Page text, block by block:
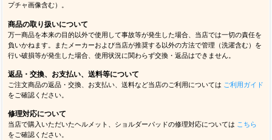
プチャ画像含む）。
商品の取り扱いについて
万一商品を本来の目的以外で使用して事故等が発生した場合、当店では一切の責任を
負いかねます。またメーカーおよび当店が推奨する以外の方法で管理（洗濯含む）を
行い破損等が発生した場合、使用状況に関わらず交換・返品はできません。
返品・交換、お支払い、送料等について
ご注文商品の返品・交換、お支払い、送料など当店のご利用については ご利用ガイド
をご確認ください。
修理対応について
当店で購入いただいたヘルメット、ショルダーパッドの修理対応については こちら
をご確認ください。